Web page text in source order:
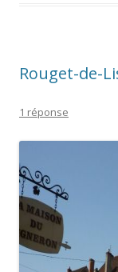
Rouget-de-
1 réponse